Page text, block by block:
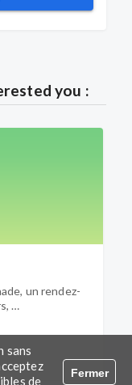
sans
de
Fermer
you :
un rendez-
…